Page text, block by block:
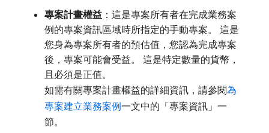
專案計畫權益 ：這是專案所有者在完成業務案
例的專案資訊區域時所指定的手動專案。 這是
您身為專案所有者的預估值，您認為完成專案
後，專案可能會受益。 這是特定數量的貨幣，
且必須是正值。
如需有關專案計畫權益的詳細資訊，請參閱為
專案建立業務案例一文中的「專案資訊」一
節。